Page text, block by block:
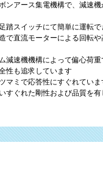
ンアース集電機構で、減速
踏スイッチにて簡単に運転で
で直流モーターによる回転
減速機機構によって偏心荷重
性も追求しています
マミで応答性にすぐれていま
すぐれた剛性および品質を